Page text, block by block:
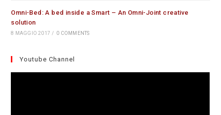
Omni-Bed: A bed inside a Smart – An Omni-Joint creative
solution
8 MAGGIO 2017 / 0 COMMENTS
Youtube Channel